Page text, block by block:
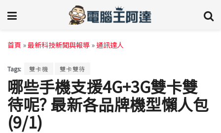
首頁 »最新科技新聞與報導 »通訊達人
Tags: 雙卡機 雙卡雙待
哪些手機支援4G+3G雙卡雙
待呢? 最新各品牌機型懶人包
(9/1)